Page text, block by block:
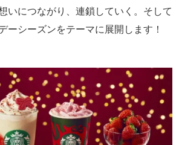
いにつながり、連鎖していく。そして
ーシーズンをテーマに展開します！